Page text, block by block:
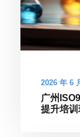
2026 年 6
广州
提升培